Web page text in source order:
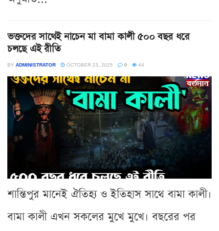
ভক্তদের সাথেই নাচেন মা বামা কালী ৫০০ বছর ধরে
চলছে এই রীতি
BY ADMINISTRATOR OCTOBER 23, 2025 0 44
শান্তিপুর মানেই ঐতিহ্য ও ইতিহাস সাথে বামা কালী।
বামা কালী এখন সকলের মুখে মুখে। বছরের পর